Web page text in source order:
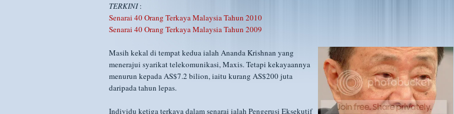
TERKINI:
Senarai 40 Orang Terkaya Malaysia Tahun 2010
Senarai 40 Orang Terkaya Malaysia Tahun 2009
Masih kekal di tempat kedua ialah Ananda Krishnan yang
menerajui syarikat telekomunikasi, Maxis. Tetapi kekayaannya
menurun kepada AS$7.2 bilion, iaitu kurang AS$200 juta
daripada tahun lepas.
Individu ketiga terkaya dalam senarai ialah Pengerusi Eksekutif